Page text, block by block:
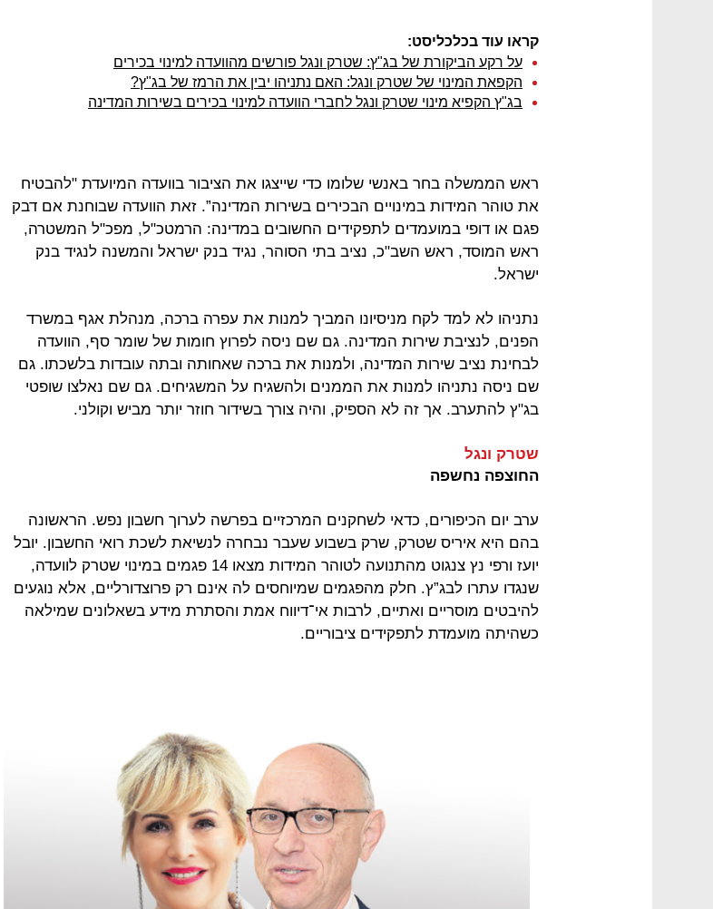
קראו עוד בכלכליסט:
על רקע הביקורת של בג"ץ: שטרק ונגל פורשים מהוועדה למינוי בכירים
הקפאת המינוי של שטרק ונגל: האם נתניהו יבין את הרמז של בג"ץ?
בג"ץ הקפיא מינוי שטרק ונגל לחברי הוועדה למינוי בכירים בשירות המדינה
ראש הממשלה בחר באנשי שלומו כדי שייצגו את הציבור בוועדה המיועדת "להבטיח
את טוהר המידות במינויים הבכירים בשירות המדינה”. זאת הוועדה שבוחנת אם דבק
פגם או דופי במועמדים לתפקידים החשובים במדינה: הרמטכ"ל, מפכ"ל המשטרה,
ראש המוסד, ראש השב"כ, נציב בתי הסוהר, נגיד בנק ישראל והמשנה לנגיד בנק
ישראל.
נתניהו לא למד לקח מניסיונו המביך למנות את עפרה ברכה, מנהלת אגף במשרד
הפנים, לנציבת שירות המדינה. גם שם ניסה לפרוץ חומות של שומר סף, הוועדה
לבחינת נציב שירות המדינה, ולמנות את ברכה שאחותה ובתה עובדות בלשכתו. גם
שם ניסה נתניהו למנות את הממנים ולהשגיח על המשגיחים. גם שם נאלצו שופטי
בג"ץ להתערב. אך זה לא הספיק, והיה צורך בשידור חוזר יותר מביש וקולני.
שטרק ונגל
החוצפה נחשפה
ערב יום הכיפורים, כדאי לשחקנים המרכזיים בפרשה לערוך חשבון נפש. הראשונה
בהם היא איריס שטרק, שרק בשבוע שעבר נבחרה לנשיאת לשכת רואי החשבון. יובל
יועז ורפי נץ צנגוט מהתנועה לטוהר המידות מצאו 14 פגמים במינוי שטרק לוועדה,
שנגדו עתרו לבג”ץ. חלק מהפגמים שמיוחסים לה אינם רק פרוצדורליים, אלא נוגעים
להיבטים מוסריים ואתיים, לרבות אי־דיווח אמת והסתרת מידע בשאלונים שמילאה
כשהיתה מועמדת לתפקידים ציבוריים.